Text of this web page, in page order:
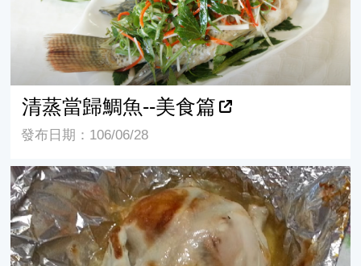
清蒸當歸鯛魚--美食篇
發布日期：106/06/28
法國廊酒與當歸鹽焗雞